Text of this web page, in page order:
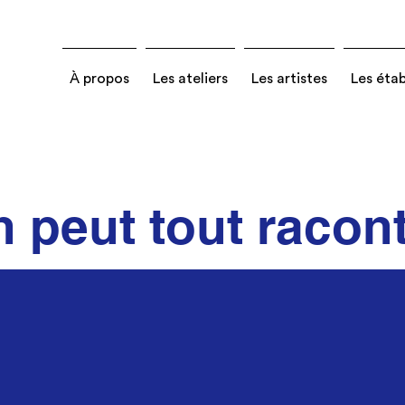
À propos Les ateliers Les artistes Les
peut tout